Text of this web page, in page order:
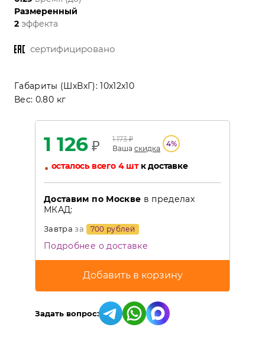
Размеренный
2 эффекта
сертифицировано
Габариты (ШхВхГ):10x12x10
Вес: 0.80 кг
1 126 ₽ 1 173₽
Ваша скидка
4%
• осталось всего 4 штк доставке
Доставим по Москве в пределах
МКАД:
Завтраза 700 рублей
Подробнее о доставке
Задать вопрос: